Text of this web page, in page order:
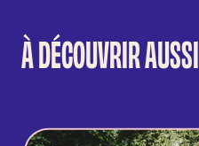
À DÉCOUVRIR AUSSI